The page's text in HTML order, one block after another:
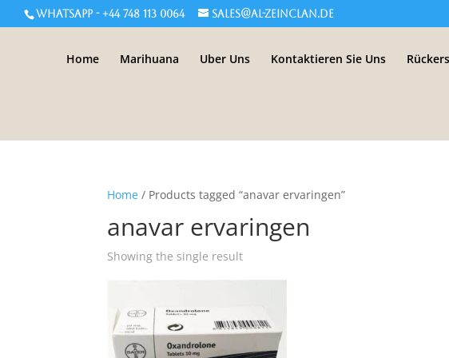
WHATSAPP - +44 748 113 0064 sales@al-zeinclan.de
Home Marihuana Uber Uns Kontaktieren Sie Uns
Home / Products tagged “anavar ervaringen”
anavar ervaringen
Showing the single result